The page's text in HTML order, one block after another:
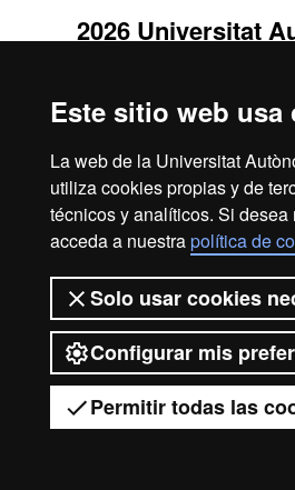
Este sitio web usa
La web de la Universitat
utiliza cookies propias y de
técnicos y analíticos. Si desea
acceda a nuestrapolítica de
Solo usar cookies
Configurar mis
Permitir todas las
2026 Universitat